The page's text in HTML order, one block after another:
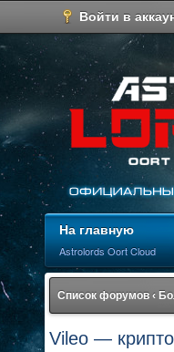
Войти в
На главную
Astrolords Oort Cloud
Список форумов ‹
Vileo —